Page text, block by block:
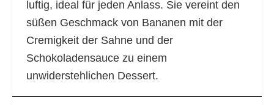
luftig, ideal für jeden Anlass. Sie vereint den
süßen Geschmack von Bananen mit der
Cremigkeit der Sahne und der
Schokoladensauce zu einem
unwiderstehlichen Dessert.